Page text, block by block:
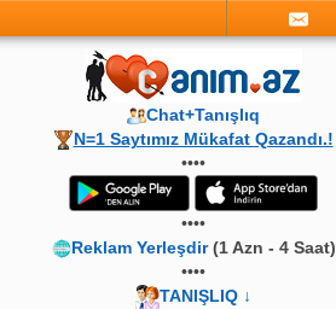
Chat+Tanışlıq
N=1 Saytımız Mükafat Qazandı.!
••••
••••
Reklam Yerleşdir(1 Azn - 4 Saat)
••••
TANIŞLIQ ↓